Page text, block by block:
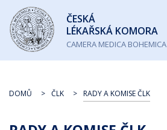
Česká
lékařská
komora
ČESKÁ
LÉKAŘSKÁ KOMORA
CAMERA MEDICA BOHEMICA
DOMŮ ČLK RADY A KOMISE ČLK